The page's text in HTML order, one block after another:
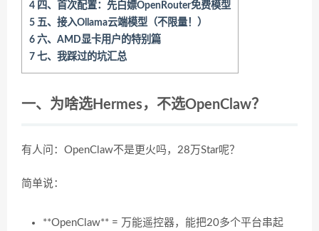
4 四、首次配置：先白嫖OpenRouter免费模型
5 五、接入Ollama云端模型（不限量！）
6 六、AMD显卡用户的特别篇
7 七、我踩过的坑汇总
一、为啥选Hermes，不选OpenClaw？
有人问：OpenClaw不是更火吗，28万Star呢？
简单说：
**OpenClaw** = 万能遥控器，能把20多个平台串起